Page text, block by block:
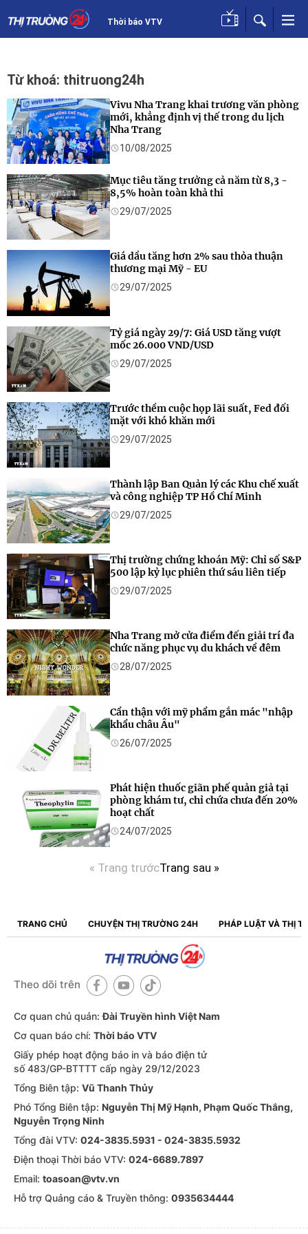
Thời báo VTV
Từ khoá: thitruong24h
Vivu Nha Trang khai trương văn phòng
mới, khẳng định vị thế trong du lịch
Nha Trang
10/08/2025
Mục tiêu tăng trưởng cả năm từ 8,3 -
8,5% hoàn toàn khả thi
29/07/2025
Giá dầu tăng hơn 2% sau thỏa thuận
thương mại Mỹ - EU
29/07/2025
Tỷ giá ngày 29/7: Giá USD tăng vượt
mốc 26.000 VND/USD
29/07/2025
Trước thềm cuộc họp lãi suất, Fed đối
mặt với khó khăn mới
29/07/2025
Thành lập Ban Quản lý các Khu chế xuất
và công nghiệp TP Hồ Chí Minh
29/07/2025
Thị trường chứng khoán Mỹ: Chỉ số S&P
500 lập kỷ lục phiên thứ sáu liên tiếp
29/07/2025
Nha Trang mở cửa điểm đến giải trí đa
chức năng phục vụ du khách về đêm
28/07/2025
Cẩn thận với mỹ phẩm gắn mác "nhập
khẩu châu Âu"
26/07/2025
Phát hiện thuốc giãn phế quản giả tại
phòng khám tư, chỉ chứa chưa đến 20%
hoạt chất
24/07/2025
« Trang trướcTrang sau »
TRANG CHỦ CHUYỆN THỊ TRƯỜNG 24H PHÁP LUẬT VÀ THỊ
Theo dõi trên
Cơ quan chủ quản:Đài Truyền hình Việt Nam
Cơ quan báo chí: Thời báo VTV
Giấy phép hoạt động báo in và báo điện tử
số 483/GP-BTTTT cấp ngày 29/12/2023
Tổng Biên tập: Vũ Thanh Thủy
Phó Tổng Biên tập: Nguyễn Thị Mỹ Hạnh, Phạm Quốc Thắng,
Nguyễn Trọng Ninh
Tổng đài VTV: 024-3835.5931 - 024-3835.5932
Ðiện thoại Thời báo VTV: 024-6689.7897
Email: toasoan@vtv.vn
Hỗ trợ Quảng cáo & Truyền thông: 0935634444